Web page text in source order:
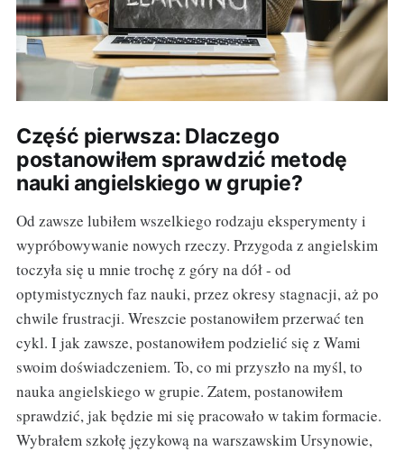
Część pierwsza: Dlaczego
postanowiłem sprawdzić metodę
nauki angielskiego w grupie?
Od zawsze lubiłem wszelkiego rodzaju eksperymenty i
wypróbowywanie nowych rzeczy. Przygoda z angielskim
toczyła się u mnie trochę z góry na dół - od
optymistycznych faz nauki, przez okresy stagnacji, aż po
chwile frustracji. Wreszcie postanowiłem przerwać ten
cykl. I jak zawsze, postanowiłem podzielić się z Wami
swoim doświadczeniem. To, co mi przyszło na myśl, to
nauka angielskiego w grupie. Zatem, postanowiłem
sprawdzić, jak będzie mi się pracowało w takim formacie.
Wybrałem szkołę językową na warszawskim Ursynowie,